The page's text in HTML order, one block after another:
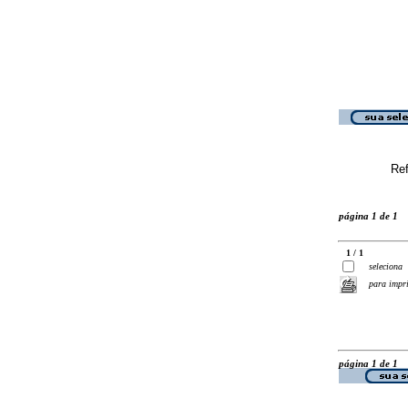
página 1 de 1
1 / 1
seleciona
para
página 1 de 1